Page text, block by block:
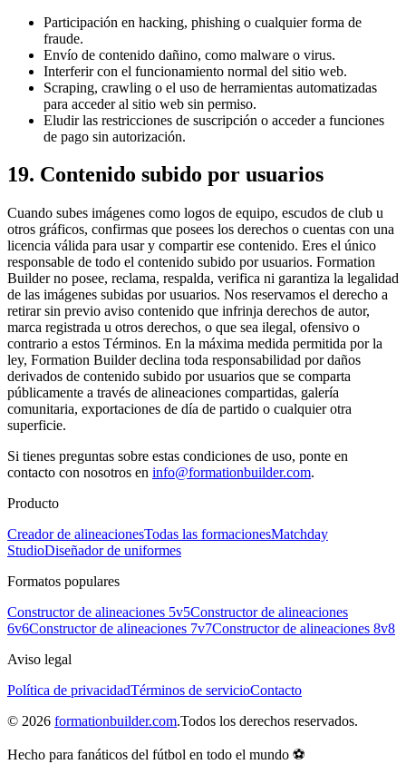
Participación en hacking, phishing o cualquier forma de
fraude.
Envío de contenido dañino, como malware o virus.
Interferir con el funcionamiento normal del sitio web.
Scraping, crawling o el uso de herramientas automatizadas
para acceder al sitio web sin permiso.
Eludir las restricciones de suscripción o acceder a funciones
de pago sin autorización.
19. Contenido subido por usuarios
Cuando subes imágenes como logos de equipo, escudos de club u
otros gráficos, confirmas que posees los derechos o cuentas con una
licencia válida para usar y compartir ese contenido. Eres el único
responsable de todo el contenido subido por usuarios. Formation
Builder no posee, reclama, respalda, verifica ni garantiza la legalidad
de las imágenes subidas por usuarios. Nos reservamos el derecho a
retirar sin previo aviso contenido que infrinja derechos de autor,
marca registrada u otros derechos, o que sea ilegal, ofensivo o
contrario a estos Términos. En la máxima medida permitida por la
ley, Formation Builder declina toda responsabilidad por daños
derivados de contenido subido por usuarios que se comparta
públicamente a través de alineaciones compartidas, galería
comunitaria, exportaciones de día de partido o cualquier otra
superficie.
Si tienes preguntas sobre estas condiciones de uso, ponte en
contacto con nosotros en info@formationbuilder.com.
Producto
Creador de alineacionesTodas las formacionesMatchday
StudioDiseñador de uniformes
Formatos populares
Constructor de alineaciones 5v5Constructor de alineaciones
6v6Constructor de alineaciones 7v7Constructor de alineaciones 8v8
Aviso legal
Política de privacidadTérminos de servicioContacto
© 2026 formationbuilder.com.Todos los derechos reservados.
Hecho para fanáticos del fútbol en todo el mundo ⚽